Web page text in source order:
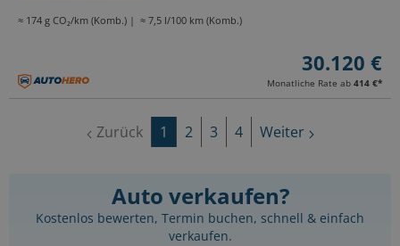
≈ 174 g CO₂/km (Komb.) ≈ 7,5 l/100 km (Komb.)
30.120 €
Monatliche Rate ab 414 €*
Zurück 1 2 3 4 Weiter
Auto verkaufen?
Kostenlos bewerten, Termin buchen, schnell & einfach
verkaufen.